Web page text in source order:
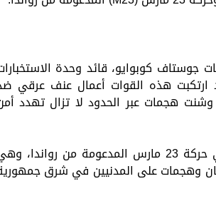
جوستاف كوبوايو، قائد وحدة
ارتكبت هذه القوات أعمال عنف عرقي
هجمات عبر الحدود لا تزال تهدد
كما ندرج على القائمة جون إيماني نزينزي، رئيس الاستخبارات في حركة 23 مارس المدعومة من
وهجمات على المدنيين في شرق